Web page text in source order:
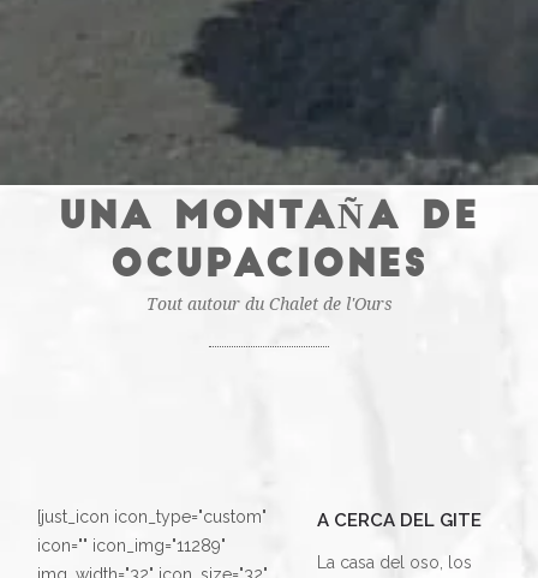
UNA MONTAÑA DE
OCUPACIONES
Tout autour du Chalet de l'Ours
[just_icon icon_type="custom"
icon="" icon_img="11289"
img_width="32" icon_size="32"
A CERCA DEL GITE
La casa del oso, los